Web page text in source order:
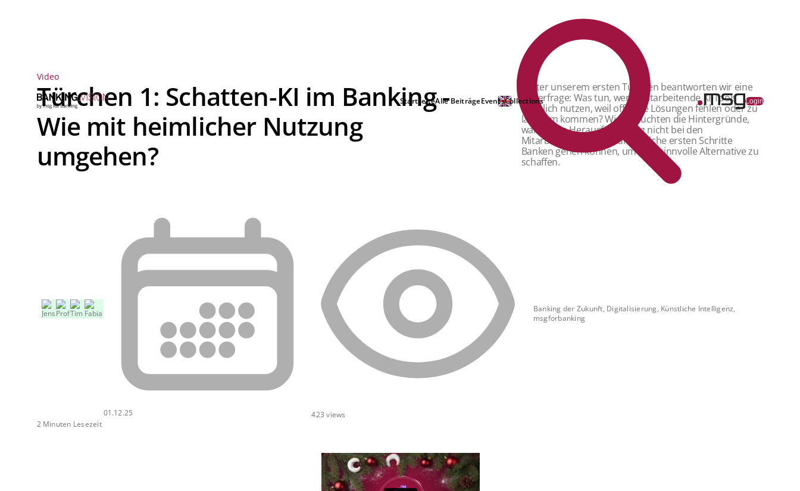
StartseiteAlle BeiträgeEventsCollections Login
Video
Türchen 1: Schatten-KI im Banking -
Wie mit heimlicher Nutzung
umgehen?
Hinter unserem ersten Türchen beantworten wir eine
Hörerfrage: Was tun, wenn Mitarbeitende KI-Tools
heimlich nutzen, weil offizielle Lösungen fehlen oder zu
langsam kommen? Wir beleuchten die Hintergründe,
warum die Herausforderung nicht bei den
Mitarbeitenden liegt – und welche ersten Schritte
Banken gehen können, um eine sinnvolle Alternative zu
schaffen.
01.12.25 423 views
2 Minuten Lesezeit
Banking der Zukunft, Digitalisierung, Künstliche Intelligenz,
msgforbanking